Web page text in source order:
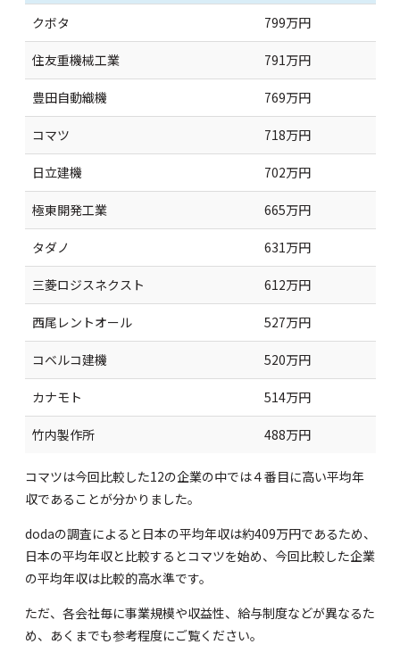
クボタ 799万円
住友重機械工業 791万円
豊田自動織機 769万円
コマツ 718万円
日立建機 702万円
極東開発工業 665万円
タダノ 631万円
三菱ロジスネクスト 612万円
西尾レントオール 527万円
コベルコ建機 520万円
カナモト 514万円
竹内製作所 488万円
コマツは今回比較した12の企業の中では４番目に高い平均年
収であることが分かりました。
dodaの調査によると日本の平均年収は約409万円であるため、
日本の平均年収と比較するとコマツを始め、今回比較した企業
の平均年収は比較的高水準です。
ただ、各会社毎に事業規模や収益性、給与制度などが異なるた
め、あくまでも参考程度にご覧ください。